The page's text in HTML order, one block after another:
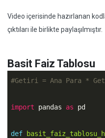
Video içerisinde hazırlanan
çıktıları ile birlikte paylaşılmıştır.
Basit Faiz Tablosu
#Getiri = Ana Para *
import pandas as pd
def